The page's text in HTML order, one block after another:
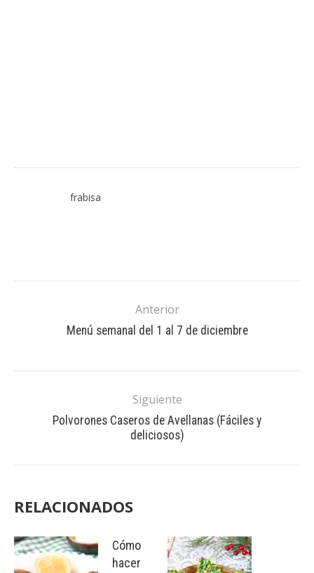
frabisa
Anterior
Menú semanal del 1 al 7 de diciembre
Siguiente
Polvorones Caseros de Avellanas (Fáciles y
deliciosos)
RELACIONADOS
Cómo
hacer